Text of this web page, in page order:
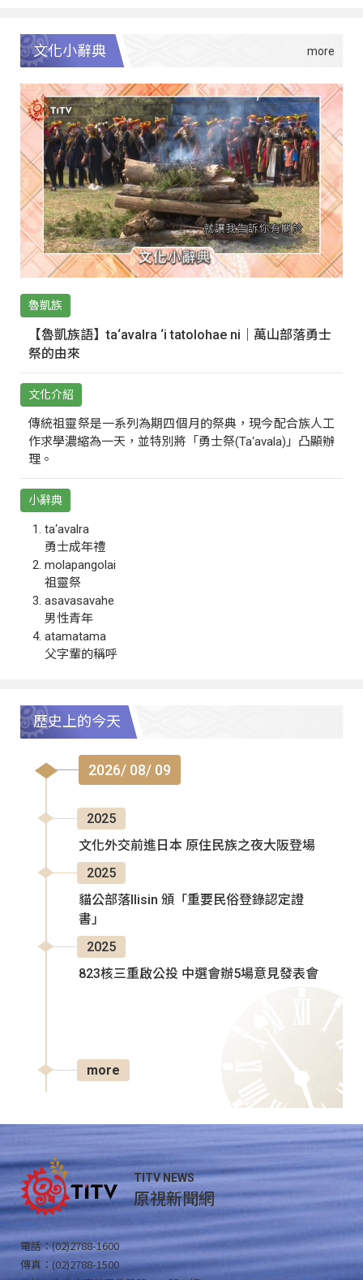
文化小辭典
魯凱族
【魯凱族語】ta‘avalra ‘i tatolohae ni｜萬山部落勇士
祭的由來
文化介紹
傳統祖靈祭是一系列為期四個月的祭典，現今配合族人工
作求學濃縮為一天，並特別將「勇士祭(Ta‘avala)」凸顯辦
理。
小辭典
ta‘avalra
勇士成年禮
molapangolai
祖靈祭
asavasavahe
男性青年
atamatama
父字輩的稱呼
歷史上的今天
2026/ 08/ 09
2025
文化外交前進日本 原住民族之夜大阪登場
2025
貓公部落Ilisin 頒「重要民俗登錄認定證
書」
2025
823核三重啟公投 中選會辦5場意見發表會
more
TITV NEWS
原視新聞網
電話：(02)2788-1600
傳真：(02)2788-1500